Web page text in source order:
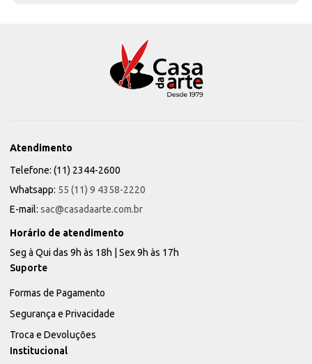
Atendimento
Telefone: (11) 2344-2600
Whatsapp: 55 (11) 9 4358-2220
E-mail: sac@casadaarte.com.br
Horário de atendimento
Seg à Qui das 9h às 18h | Sex 9h às 17h
Suporte
Formas de Pagamento
Segurança e Privacidade
Troca e Devoluções
Institucional